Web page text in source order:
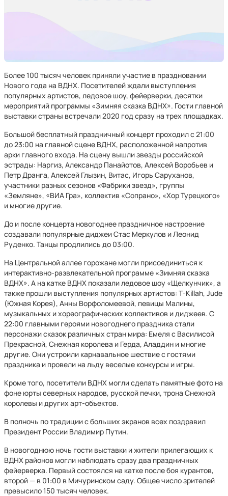
Более 100 тысяч человек приняли участие в праздновании
Нового года на ВДНХ. Посетителей ждали выступления
популярных артистов, ледовое шоу, фейерверки, десятки
мероприятий программы «Зимняя сказка ВДНХ». Гости главной
выставки страны встречали 2020 год сразу на трех площадках.
Большой бесплатный праздничный концерт проходил с 21:00
до 23:00 на главной сцене ВДНХ, расположенной напротив
арки главного входа. На сцену вышли звезды российской
эстрады: Наргиз, Александр Панайотов, Алексей Воробьев и
Петр Дранга, Алексей Глызин, Витас, Игорь Саруханов,
участники разных сезонов «Фабрики звезд», группы
«Земляне», «ВИА Гра», коллектив «Сопрано», «Хор Турецкого»
и многие другие.
До и после концерта новогоднее праздничное настроение
создавали популярные диджеи Стас Меркулов и Леонид
Руденко. Танцы продлились до 03:00.
На Центральной аллее горожане могли присоединиться к
интерактивно-развлекательной программе «Зимняя сказка
ВДНХ». А на катке ВДНХ показали ледовое шоу «Щелкунчик», а
также прошли выступления популярных артистов: T-Killah, Jude
(Южная Корея), Анны Ворфоломеевой, певицы Малины,
музыкальных и хореографических коллективов и диджеев. С
22:00 главными героями новогоднего праздника стали
персонажи сказок различных стран мира: Емеля с Василисой
Прекрасной, Снежная королева и Герда, Аладдин и многие
другие. Они устроили карнавальное шествие с гостями
праздника и провели на льду веселые конкурсы и игры.
Кроме того, посетители ВДНХ могли сделать памятные фото на
фоне юрты северных народов, русской печки, трона Снежной
королевы и других арт-объектов.
В полночь по традиции с больших экранов всех поздравил
Президент России Владимир Путин.
В новогоднюю ночь гости выставки и жители прилегающих к
ВДНХ районов могли наблюдать сразу два праздничных
фейерверка. Первый состоялся на катке после боя курантов,
второй — в 01:00 в Мичуринском саду. Общее число зрителей
превысило 150 тысяч человек.